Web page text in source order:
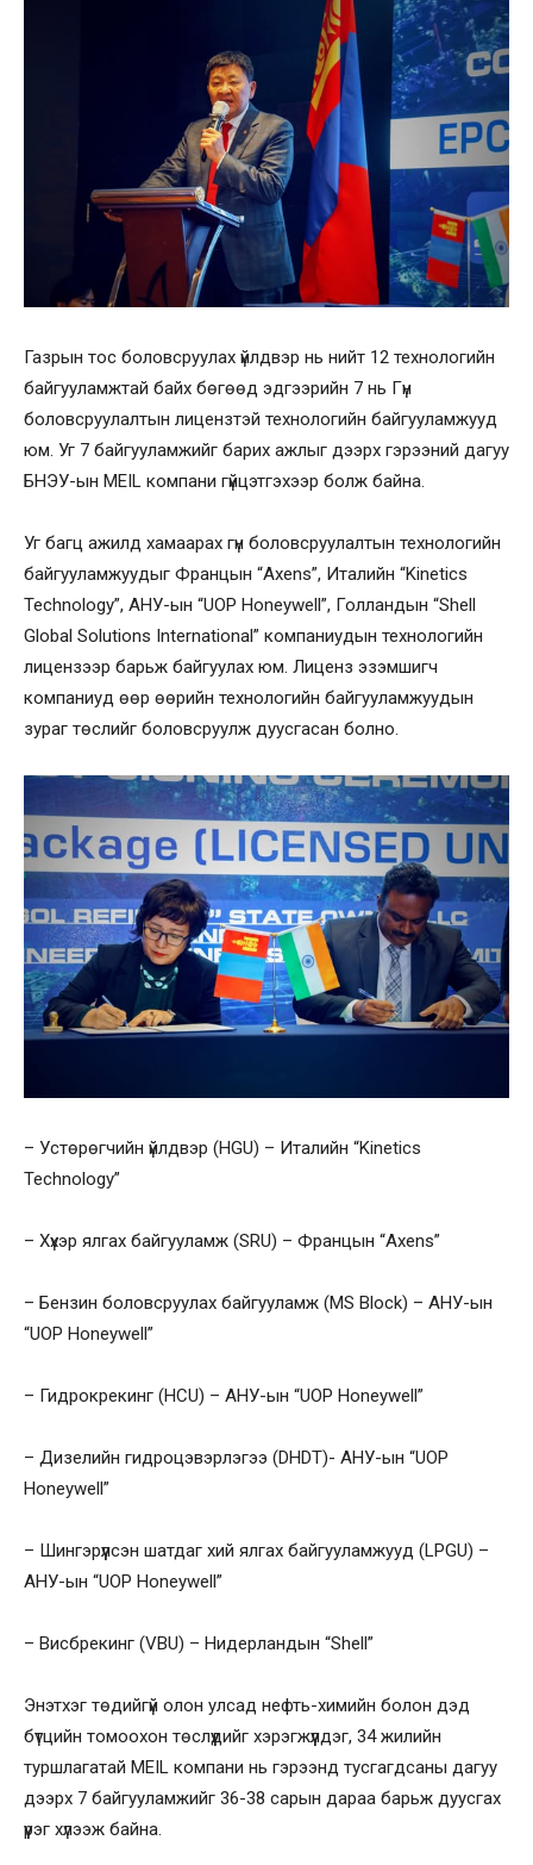
Газрын тос боловсруулах үйлдвэр нь нийт 12 технологийн
байгууламжтай байх бөгөөд эдгээрийн 7 нь Гүн
боловсруулалтын лицензтэй технологийн байгууламжууд
юм. Уг 7 байгууламжийг барих ажлыг дээрх гэрээний дагуу
БНЭУ-ын MEIL компани гүйцэтгэхээр болж байна.
Уг багц ажилд хамаарах гүн боловсруулалтын технологийн
байгууламжуудыг Францын “Axens”, Италийн “Kinetics
Technology”, АНУ-ын “UOP Honeywell”, Голландын “Shell
Global Solutions International” компаниудын технологийн
лицензээр барьж байгуулах юм. Лиценз эзэмшигч
компаниуд өөр өөрийн технологийн байгууламжуудын
зураг төслийг боловсруулж дуусгасан болно.
– Устөрөгчийн үйлдвэр (HGU) – Италийн “Kinetics
Technology”
– Хүхэр ялгах байгууламж (SRU) – Францын “Axens”
– Бензин боловсруулах байгууламж (MS Block) – АНУ-ын
“UOP Honeywell”
– Гидрокрекинг (HCU) – АНУ-ын “UOP Honeywell”
– Дизелийн гидроцэвэрлэгээ (DHDT)- АНУ-ын “UOP
Honeywell”
– Шингэрүүлсэн шатдаг хий ялгах байгууламжууд (LPGU) –
АНУ-ын “UOP Honeywell”
– Висбрекинг (VBU) – Нидерландын “Shell”
Энэтхэг төдийгүй олон улсад нефть-химийн болон дэд
бүтцийн томоохон төслүүдийг хэрэгжүүлдэг, 34 жилийн
туршлагатай MEIL компани нь гэрээнд тусгагдсаны дагуу
дээрх 7 байгууламжийг 36-38 сарын дараа барьж дуусгах
үүрэг хүлээж байна.